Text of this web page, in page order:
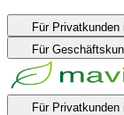
Für Privatkunden
Für
Für Privatkunden